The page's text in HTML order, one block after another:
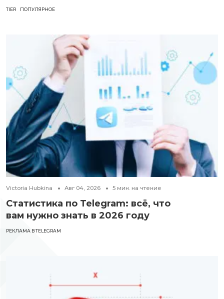
TIER ПОПУЛЯРНОЕ
Victoria Hubkina Авг 04, 2026 5 мин. на чтение
Статистика по Telegram: всё, что
вам нужно знать в 2026 году
РЕКЛАМА В TELEGRAM